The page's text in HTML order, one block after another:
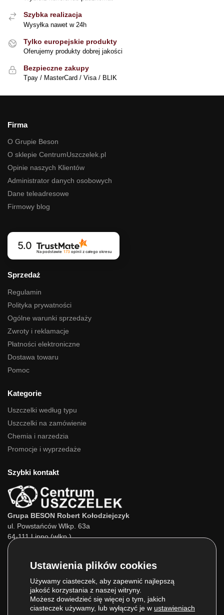
Szybka realizacja
Wysyłka nawet w 24h
Tylko europejskie produkty
Oferujemy produkty dobrej jakości
Bezpieczne zakupy
Tpay / MasterCard / Visa / BLIK
Firma
O Grupie Beson
O sklepie CentrumUszczelek.pl
Opinie naszych Klientów
Administrator danych osobowych
Dane teleadresowe
Firmowy blog
5.0
Na podstawie 173opinii z całego okresu
Sprzedaż
Regulamin
Polityka prywatności
Ogólne warunki sprzedaży
Zwroty i reklamacje
Płatności elektroniczne
Dostawa towaru
Pomoc
Kategorie
Uszczelki według typu
Uszczelki na zamówienie
Chemia i narzedzia
Promocje i wyprzedaże
Szybki kontakt
Grupa BESON Robert Kołodziejczyk
ul. Powstańców Wlkp. 63a
64-111 Lipno (wlkp.)
693 800 022
E-mail:info@centrumuszczelek.pl
Używamy ciasteczek, aby zapewnić najlepszą
jakość korzystania z naszej witryny.
Możesz dowiedzieć się więcej o tym, jakich
ciasteczek używamy, lub wyłączyć je w ustawieniach